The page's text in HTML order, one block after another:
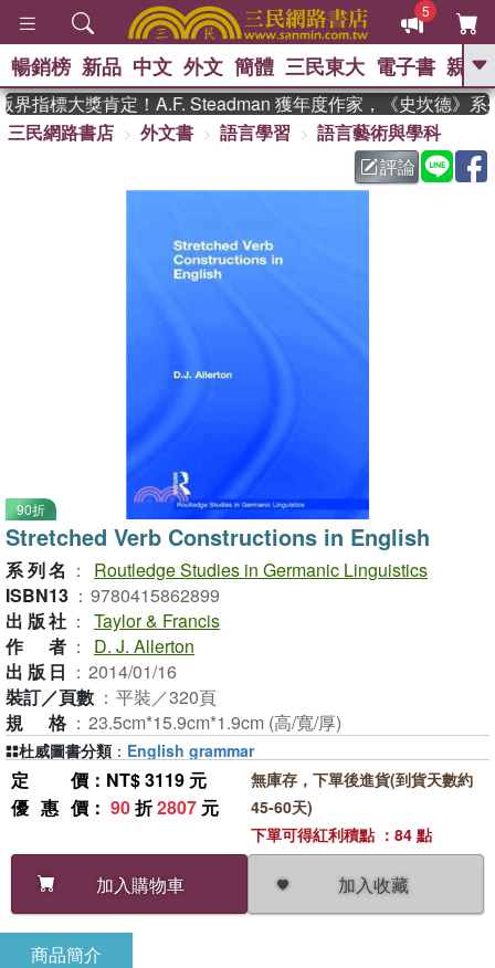
5
GO
熱搜： 東野圭吾 、 高希均教授回憶錄
父親節 、 花開錦
方念華 、 台灣的
群喵 、 臺灣漫遊錄
暢銷榜 新品 中文 外文 簡體 三民東大 電子書 親子
指標大獎肯定！A.F. Steadman 獲年度作家，《史坎德》系
三民網路書店
外文書 語言學習
語言藝術與學科
評論
90折
Stretched Verb Constructions in English
系列名 ：
Routledge Studies in Germanic Linguistics
ISBN13 ： 9780415862899
出版社 ： Taylor & Francis
作者 ：
D. J. Allerton
出版日 ： 2014/01/16
裝訂／頁數 ： 平裝／320頁
規格 ： 23.5cm*15.9cm*1.9cm (高/寬/厚)
定價 ：NT$ 3119 元
優惠價 ： 90折2807 元
加入購物車 加入收藏
無庫存，下單後進貨(到貨天數約
45-60天)
下單可得紅利積點 ：84 點
杜威圖書分類 ： English grammar
商品簡介